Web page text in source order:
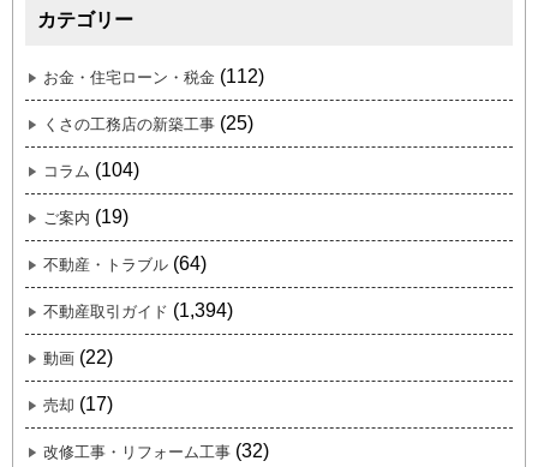
カテゴリー
お金・住宅ローン・税金 (112)
くさの工務店の新築工事 (25)
コラム (104)
ご案内 (19)
不動産・トラブル (64)
不動産取引ガイド (1,394)
動画 (22)
売却 (17)
改修工事・リフォーム工事 (32)